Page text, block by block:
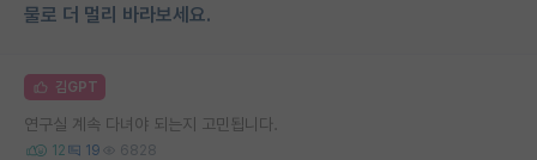
물로 더 멀리 바라보세요.
김GPT
연구실 계속 다녀야 되는지 고민됩니다.
12 19 6828